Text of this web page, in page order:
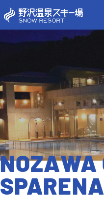
NOZAWA
SPARENA